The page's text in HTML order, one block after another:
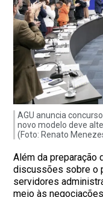
AGU anuncia
novo modelo deve
(Foto: Renato
Além da preparação
discussões sobre o
servidores
meio às